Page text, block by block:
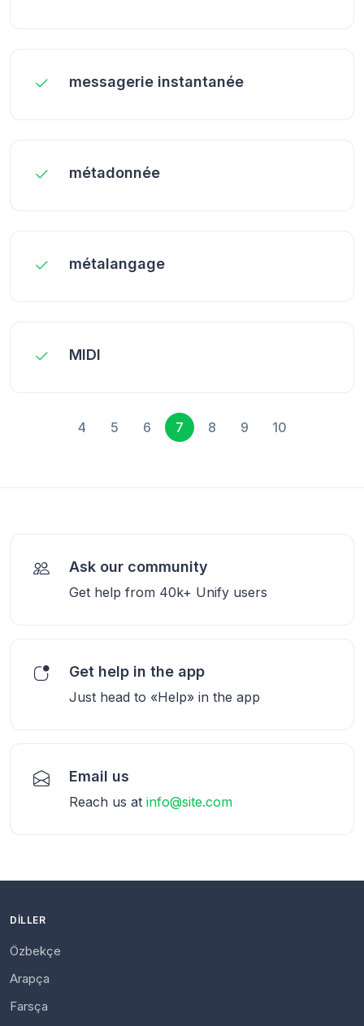
messagerie instantanée
métadonnée
métalangage
MIDI
4 5 6 7 8 9 10
Ask our community
Get help from 40k+ Unify users
Get help in the app
Just head to «Help» in the app
Email us
Reach us at info@site.com
DILLER
Özbekçe
Arapça
Farsça